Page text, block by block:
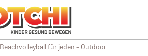
Beachvolleyball für jeden – Outdoor